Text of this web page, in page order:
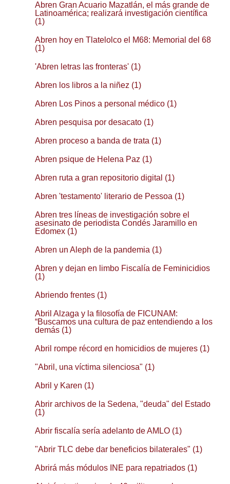
Abren Gran Acuario Mazatlán, el más grande de
Latinoamérica; realizará investigación científica
(1)
Abren hoy en Tlatelolco el M68: Memorial del 68
(1)
'Abren letras las fronteras' (1)
Abren los libros a la niñez (1)
Abren Los Pinos a personal médico (1)
Abren pesquisa por desacato (1)
Abren proceso a banda de trata (1)
Abren psique de Helena Paz (1)
Abren ruta a gran repositorio digital (1)
Abren 'testamento' literario de Pessoa (1)
Abren tres líneas de investigación sobre el
asesinato de periodista Condés Jaramillo en
Edomex (1)
Abren un Aleph de la pandemia (1)
Abren y dejan en limbo Fiscalía de Feminicidios
(1)
Abriendo frentes (1)
Abril Alzaga y la filosofía de FICUNAM:
“Buscamos una cultura de paz entendiendo a los
demás (1)
Abril rompe récord en homicidios de mujeres (1)
"Abril, una víctima silenciosa" (1)
Abril y Karen (1)
Abrir archivos de la Sedena, "deuda" del Estado
(1)
Abrir fiscalía sería adelanto de AMLO (1)
"Abrir TLC debe dar beneficios bilaterales" (1)
Abrirá más módulos INE para repatriados (1)